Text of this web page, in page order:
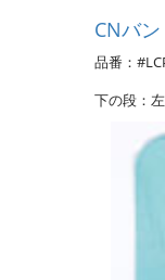
CNバ
品番：
下の段：